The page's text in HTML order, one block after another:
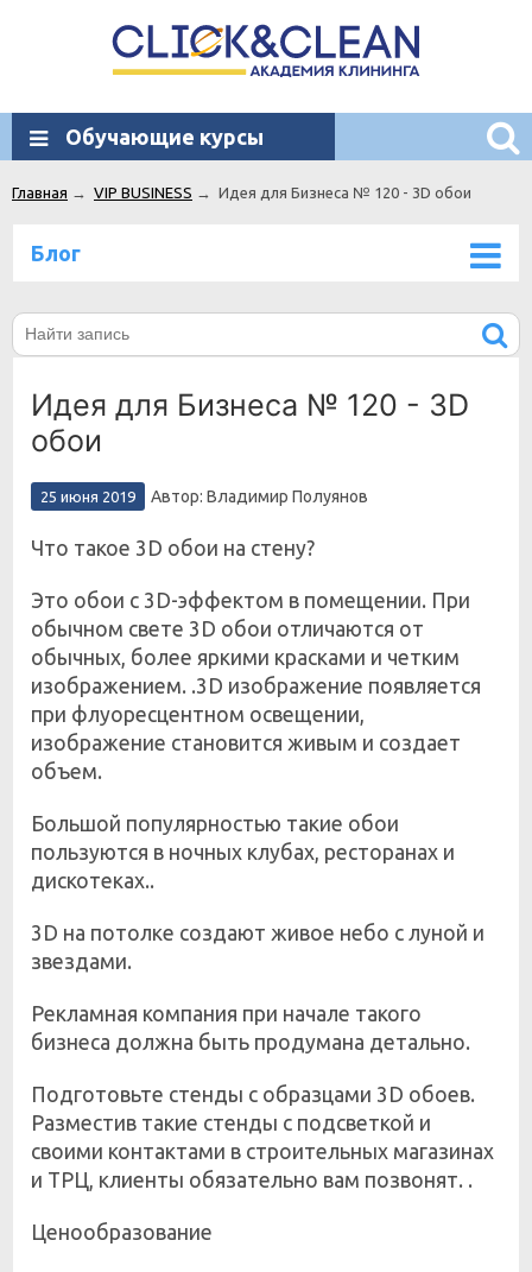
Обучающие курсы
Главная → VIP BUSINESS → Идея для Бизнеса № 120 - 3D обои
Блог
Идея для Бизнеса № 120 - 3D
обои
25 июня 2019 Автор: Владимир Полуянов
Что такое 3D обои на стену?
Это обои с 3D-эффектом в помещении. При
обычном свете 3D обои отличаются от
обычных, более яркими красками и четким
изображением. .3D изображение появляется
при флуоресцентном освещении,
изображение становится живым и создает
объем.
Большой популярностью такие обои
пользуются в ночных клубах, ресторанах и
дискотеках..
3D на потолке создают живое небо с луной и
звездами.
Рекламная компания при начале такого
бизнеса должна быть продумана детально.
Подготовьте стенды с образцами 3D обоев.
Разместив такие стенды с подсветкой и
своими контактами в строительных магазинах
и ТРЦ, клиенты обязательно вам позвонят. .
Ценообразование